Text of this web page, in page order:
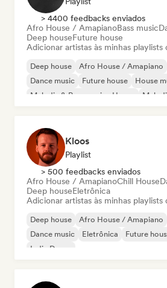
> 4400 feedbacks enviados
Afro House / AmapianoBass music
Deep houseFuture house
Adicionar artistas às minhas
Deep house Afro House / Amapiano
Dance music
Future house
House
Melodic & Progressive House
Kloos
Playlist
> 500 feedbacks enviados
Afro House / AmapianoChill House
Deep houseEletrônica
Adicionar artistas às minhas
Deep house Afro House / Amapiano
Dance music
Eletrônica Future
Indie Dance